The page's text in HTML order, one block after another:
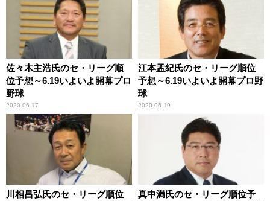
佐々木主浩氏のセ・リーグ順
位予想～6.19いよいよ開幕プロ
野球
2020.06.17
江本孟紀氏のセ・リーグ順位
予想～6.19いよいよ開幕プロ野
球
2020.06.19
川相昌弘氏のセ・リーグ順位
真中満氏のセ・リーグ順位予